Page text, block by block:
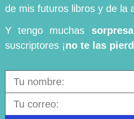
de mis futuros libros y de la
Y tengo muchas
suscriptores ¡no te las